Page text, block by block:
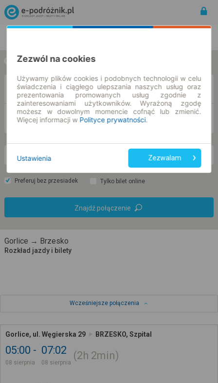
w jedną stronę w obie strony
Z
DO
so. 8 sie.
Preferuj bez przesiadek Tylko bilet online
Znajdź połączenie
Gorlice → Brzesko
Rozkład jazdy i bilety
Wcześniejsze połączenia
Gorlice, ul. Węgierska 29 BRZESKO, Szpital
05:00
08 sierpnia
07:02
08 sierpnia
2h 2min
Zezwól na cookies
Używamy plików cookies i podobnych technologii w celu
świadczenia i ciągłego ulepszania naszych usług oraz
prezentowania promowanych usług zgodnie z
zainteresowaniami użytkowników. Wyrażoną zgodę
możesz w dowolnym momencie cofnąć lub zmienić.
Więcej informacji w Polityce prywatności.
Ustawienia Zezwalam